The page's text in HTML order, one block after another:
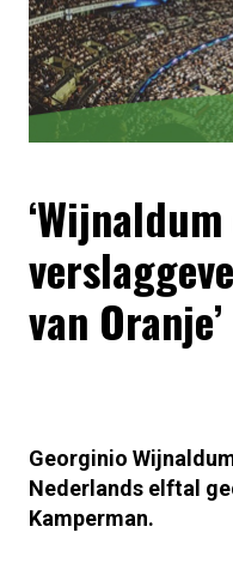
van Oranje’
Georginio
Nederlands elftal
Kamperman.